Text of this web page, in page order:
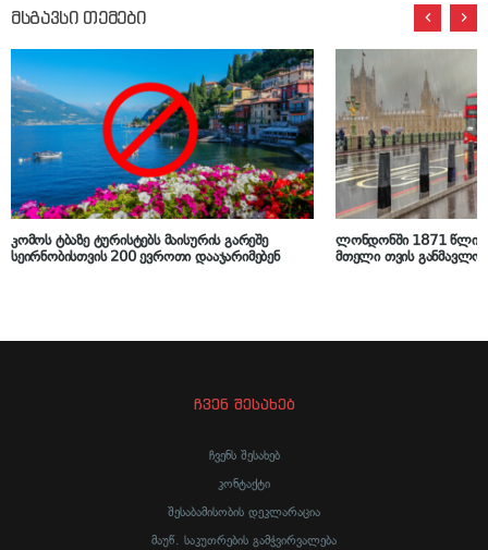
მსგავსი თემები
კომოს ტბაზე ტურისტებს მაისურის გარეშე
სეირნობისთვის 200 ევროთი დააჯარიმებენ
ლონდონში 1871 წლის
მთელი თვის
ჩვენ შესახებ
ჩვენს შესახებ
კონტაქტი
შესაბამისობის დეკლარაცია
მაუწ. საკუთრების გამჭვირვალება